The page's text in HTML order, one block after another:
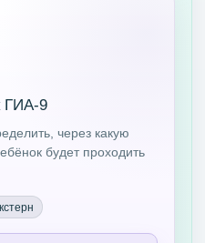
ГИА-9
через какую
будет проходить